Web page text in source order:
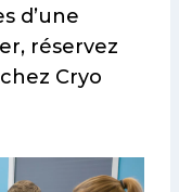
d’une
réservez
Cryo